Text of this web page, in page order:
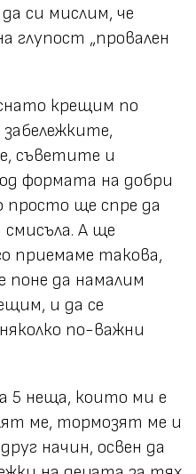
си мислим, че
глупост „провален
крещим по
съветите и
формата на добри
ще спре да
А ще
приемаме такова,
поне да намалим
и да се
по-важни
5 неща, които ми е
ме, тормозят ме и
начин, освен да